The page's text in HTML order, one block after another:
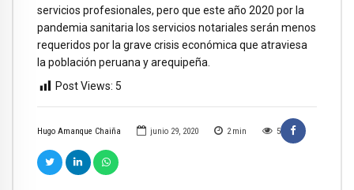
Hugo Amanque Chaiña junio 29, 2020 2 min 5
servicios profesionales, pero que este año 2020 por la
pandemia sanitaria los servicios notariales serán menos
requeridos por la grave crisis económica que atraviesa
la población peruana y arequipeña.
Post Views: 5